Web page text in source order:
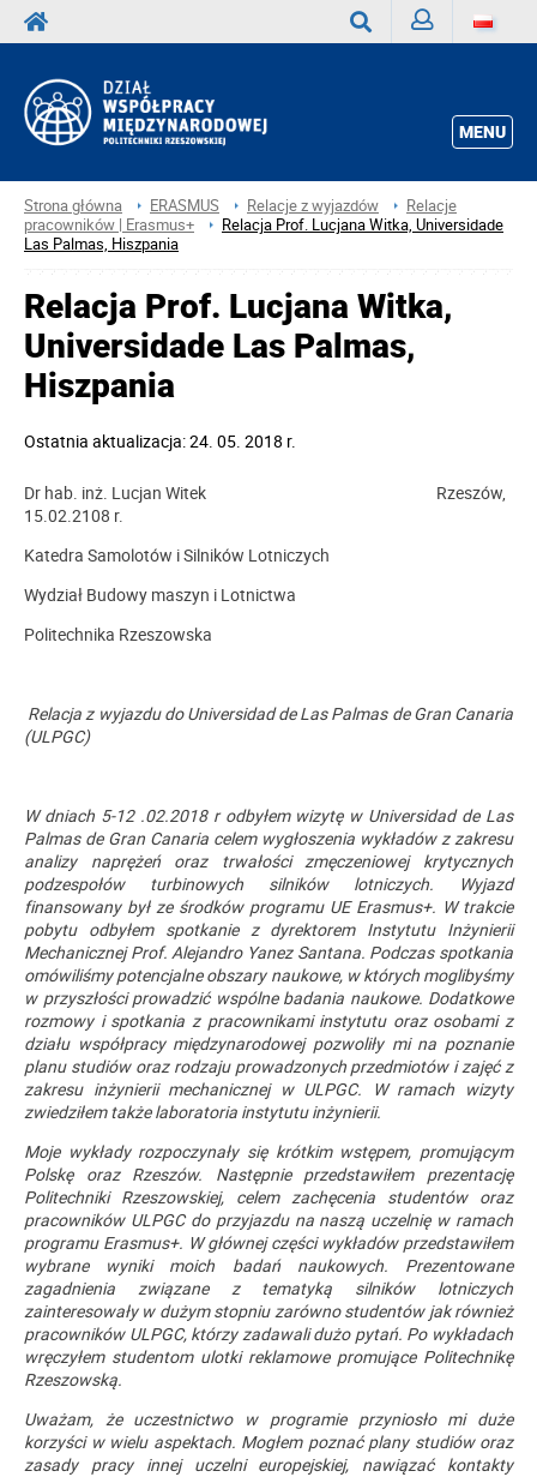
MENU
Strona główna ERASMUS Relacje z wyjazdów
Relacje
pracowników | Erasmus+
Relacja Prof. Lucjana Witka, Universidade
Las Palmas, Hiszpania
Relacja Prof. Lucjana Witka,
Universidade Las Palmas,
Hiszpania
Ostatnia aktualizacja: 24. 05. 2018 r.
Dr hab. inż. Lucjan Witek Rzeszów,
15.02.2108 r.
Katedra Samolotów i Silników Lotniczych
Wydział Budowy maszyn i Lotnictwa
Politechnika Rzeszowska
Relacja z wyjazdu do Universidad de Las Palmas de Gran Canaria
(ULPGC)
W dniach 5-12 .02.2018 r odbyłem wizytę w Universidad de Las
Palmas de Gran Canaria celem wygłoszenia wykładów z zakresu
analizy naprężeń oraz trwałości zmęczeniowej krytycznych
podzespołów turbinowych silników lotniczych. Wyjazd
finansowany był ze środków programu UE Erasmus+. W trakcie
pobytu odbyłem spotkanie z dyrektorem Instytutu Inżynierii
Mechanicznej Prof. Alejandro Yanez Santana. Podczas spotkania
omówiliśmy potencjalne obszary naukowe, w których moglibyśmy
w przyszłości prowadzić wspólne badania naukowe. Dodatkowe
rozmowy i spotkania z pracownikami instytutu oraz osobami z
działu współpracy międzynarodowej pozwoliły mi na poznanie
planu studiów oraz rodzaju prowadzonych przedmiotów i zajęć z
zakresu inżynierii mechanicznej w ULPGC. W ramach wizyty
zwiedziłem także laboratoria instytutu inżynierii.
Moje wykłady rozpoczynały się krótkim wstępem, promującym
Polskę oraz Rzeszów. Następnie przedstawiłem prezentację
Politechniki Rzeszowskiej, celem zachęcenia studentów oraz
pracowników ULPGC do przyjazdu na naszą uczelnię w ramach
programu Erasmus+. W głównej części wykładów przedstawiłem
wybrane wyniki moich badań naukowych. Prezentowane
zagadnienia związane z tematyką silników lotniczych
zainteresowały w dużym stopniu zarówno studentów jak również
pracowników ULPGC, którzy zadawali dużo pytań. Po wykładach
wręczyłem studentom ulotki reklamowe promujące Politechnikę
Rzeszowską.
Uważam, że uczestnictwo w programie przyniosło mi duże
korzyści w wielu aspektach. Mogłem poznać plany studiów oraz
zasady pracy innej uczelni europejskiej, nawiązać kontakty